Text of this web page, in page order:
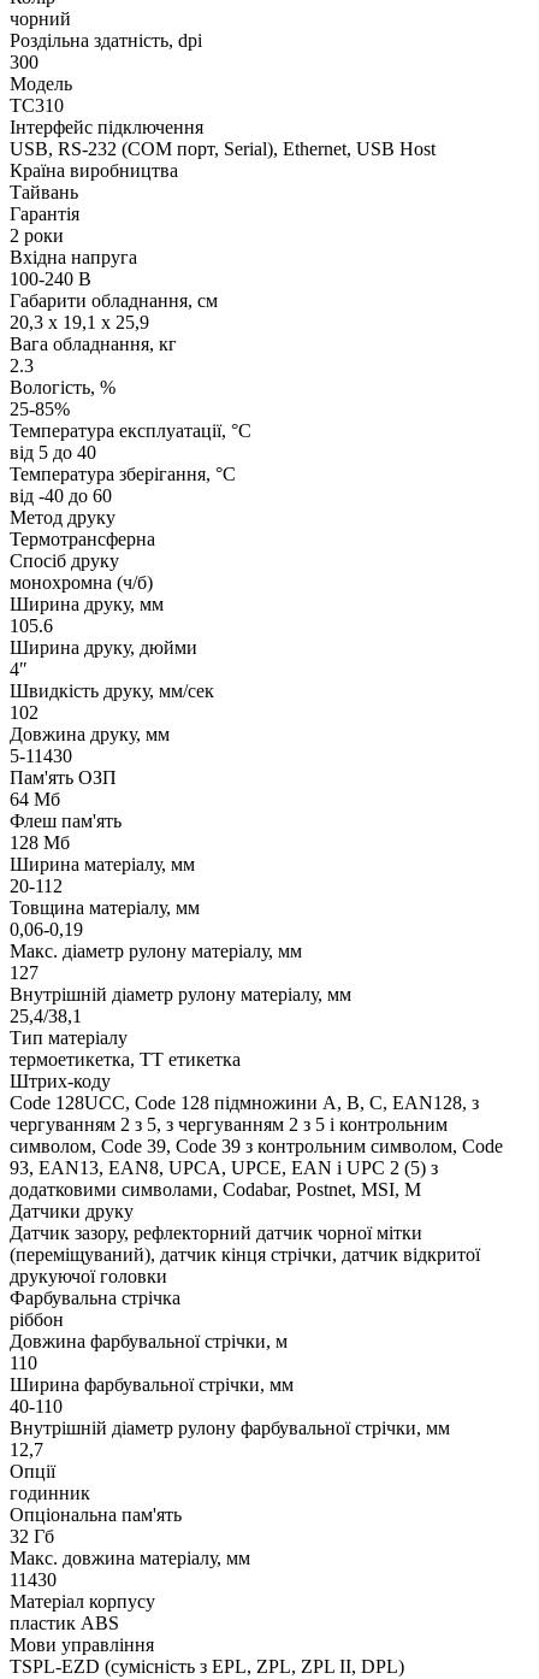
чорний
Роздільна здатність, dpi
300
Модель
TC310
Інтерфейс підключення
USB, RS-232 (COM порт, Serial), Ethernet, USB Host
Країна виробництва
Тайвань
Гарантія
2 роки
Вхідна напруга
100-240 В
Габарити обладнання, см
20,3 x 19,1 x 25,9
Вага обладнання, кг
2.3
Вологість, %
25-85%
Температура експлуатації, °C
від 5 до 40
Температура зберігання, °C
від -40 до 60
Метод друку
Термотрансферна
Спосіб друку
монохромна (ч/б)
Ширина друку, мм
105.6
Ширина друку, дюйми
4″
Швидкість друку, мм/сек
102
Довжина друку, мм
5-11430
Пам'ять ОЗП
64 Мб
Флеш пам'ять
128 Мб
Ширина матеріалу, мм
20-112
Товщина матеріалу, мм
0,06-0,19
Макс. діаметр рулону матеріалу, мм
127
Внутрішній діаметр рулону матеріалу, мм
25,4/38,1
Тип матеріалу
термоетикетка, ТТ етикетка
Штрих-коду
Code 128UCC, Code 128 підмножини A, B, C, EAN128, з
чергуванням 2 з 5, з чергуванням 2 з 5 і контрольним
символом, Code 39, Code 39 з контрольним символом, Code
93, EAN13, EAN8, UPCA, UPCE, EAN і UPC 2 (5) з
додатковими символами, Codabar, Postnet, MSI, M
Датчики друку
Датчик зазору, рефлекторний датчик чорної мітки
(переміщуваний), датчик кінця стрічки, датчик відкритої
друкуючої головки
Фарбувальна стрічка
ріббон
Довжина фарбувальної стрічки, м
110
Ширина фарбувальної стрічки, мм
40-110
Внутрішній діаметр рулону фарбувальної стрічки, мм
12,7
Опції
годинник
Опціональна пам'ять
32 Гб
Макс. довжина матеріалу, мм
11430
Матеріал корпусу
пластик ABS
Мови управління
TSPL-EZD (сумісність з EPL, ZPL, ZPL II, DPL)